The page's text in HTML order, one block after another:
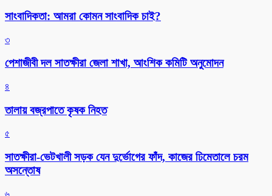
সাংবাদিকতা: আমরা কোমন সাংবাদিক চাই?
৩
পেশাজীবী দল সাতক্ষীরা জেলা শাখা, আংশিক কমিটি অনুমোদন
৪
তালায় বজ্রপাতে কৃষক নিহত
৫
সাতক্ষীরা-ভেটখালী সড়ক যেন দুর্ভোগের ফাঁদ, কাজের ঢিমেতালে চরম
অসন্তোষ
৬